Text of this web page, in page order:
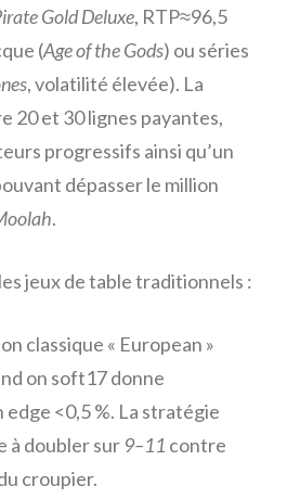
Gold Deluxe, RTP≈96,5
(Age of the Gods) ou séries
, volatilité élevée). La
20 et 30 lignes payantes,
progressifs ainsi qu’un
dépasser le million
.
jeux de table traditionnels :
classique « European »
on soft17 donne
<0,5 %. La stratégie
à doubler sur 9–11 contre
croupier.